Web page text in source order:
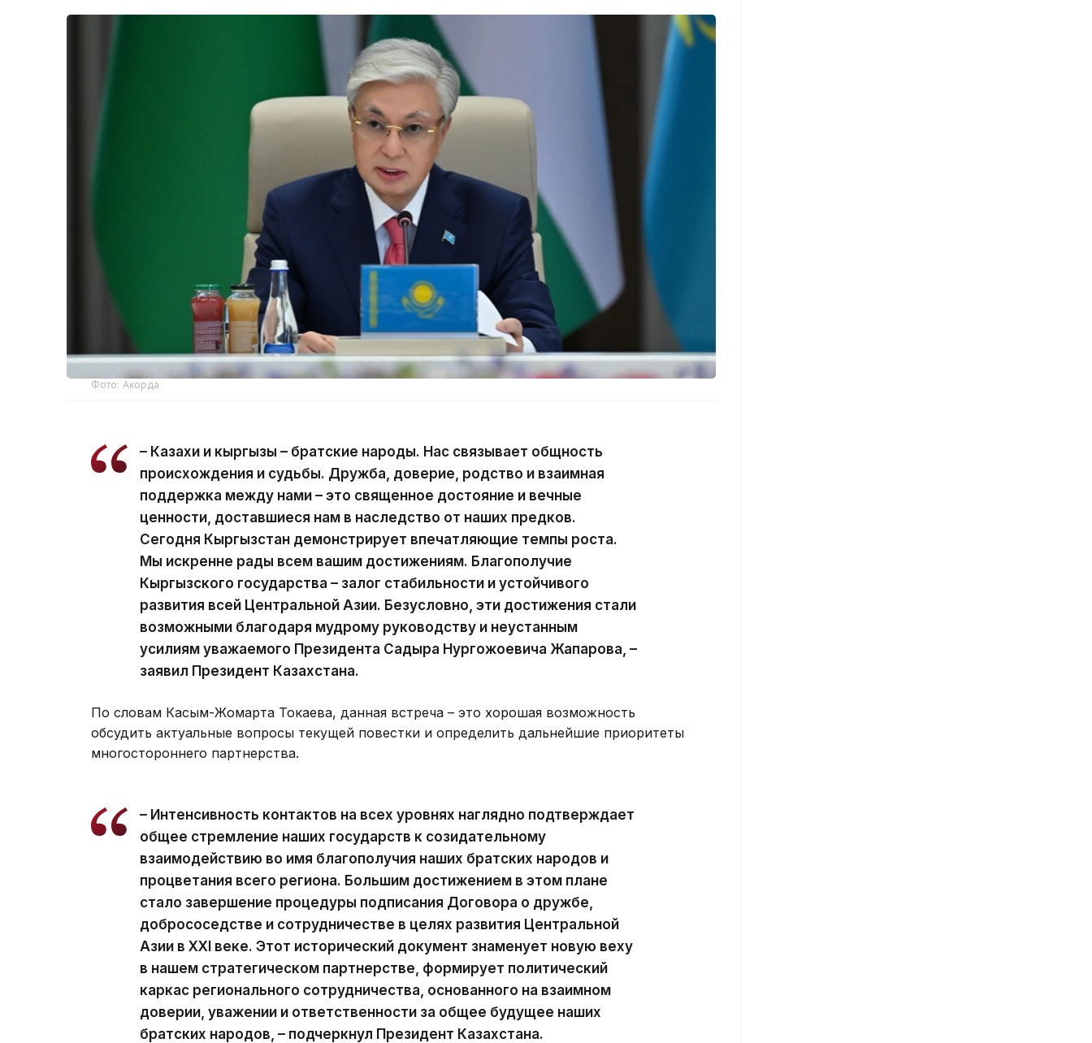
Фото: Акорда
– Казахи и кыргызы – братские народы. Нас связывает общность
происхождения и судьбы. Дружба, доверие, родство и взаимная
поддержка между нами – это священное достояние и вечные
ценности, доставшиеся нам в наследство от наших предков.
Сегодня Кыргызстан демонстрирует впечатляющие темпы роста.
Мы искренне рады всем вашим достижениям. Благополучие
Кыргызского государства – залог стабильности и устойчивого
развития всей Центральной Азии. Безусловно, эти достижения стали
возможными благодаря мудрому руководству и неустанным
усилиям уважаемого Президента Садыра Нургожоевича Жапарова, –
заявил Президент Казахстана.
По словам Касым-Жомарта Токаева, данная встреча – это хорошая возможность
обсудить актуальные вопросы текущей повестки и определить дальнейшие приоритеты
многостороннего партнерства.
– Интенсивность контактов на всех уровнях наглядно подтверждает
общее стремление наших государств к созидательному
взаимодействию во имя благополучия наших братских народов и
процветания всего региона. Большим достижением в этом плане
стало завершение процедуры подписания Договора о дружбе,
добрососедстве и сотрудничестве в целях развития Центральной
Азии в ХХI веке. Этот исторический документ знаменует новую веху
в нашем стратегическом партнерстве, формирует политический
каркас регионального сотрудничества, основанного на взаимном
доверии, уважении и ответственности за общее будущее наших
братских народов, – подчеркнул Президент Казахстана.